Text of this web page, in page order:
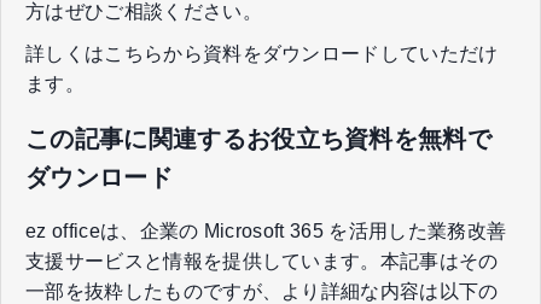
方はぜひご相談ください。
詳しくはこちらから資料をダウンロードしていただけ
ます。
この記事に関連するお役立ち資料を無料で
ダウンロード
ez officeは、企業の Microsoft 365 を活用した業務改善
支援サービスと情報を提供しています。本記事はその
一部を抜粋したものですが、より詳細な内容は以下の